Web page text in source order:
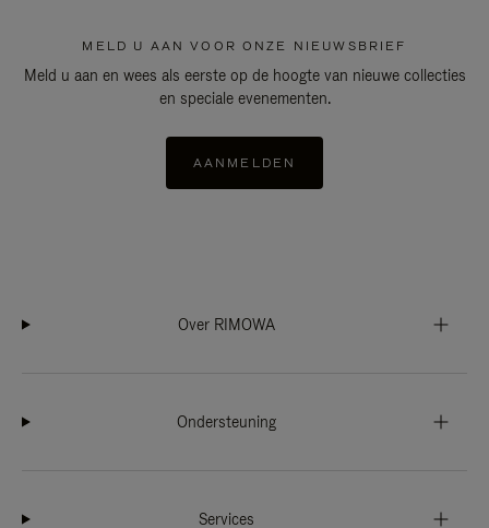
MELD U AAN VOOR ONZE NIEUWSBRIEF
Meld u aan en wees als eerste op de hoogte van nieuwe collecties
en speciale evenementen.
AANMELDEN
Over RIMOWA
Ondersteuning
Services